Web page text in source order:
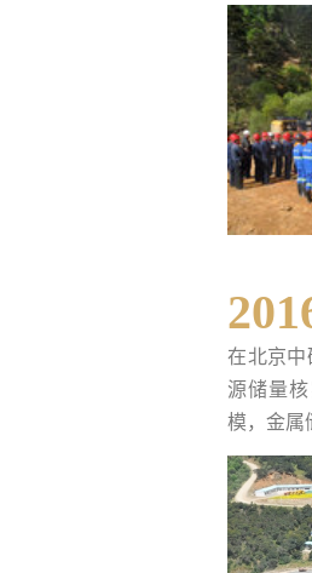
在北京中
源储量
模，金属